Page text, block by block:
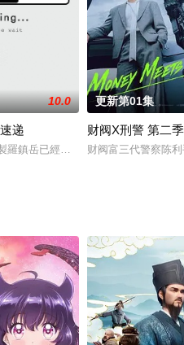
父母“帮助”法院做出了“正确”的决定
中面对专业挑战与境外竞争，通过
10.0
递
羅鎮岳已經準備開拍新一套處境劇
更新第01集
财阀X刑警 第二季
财阀富三代警察陈